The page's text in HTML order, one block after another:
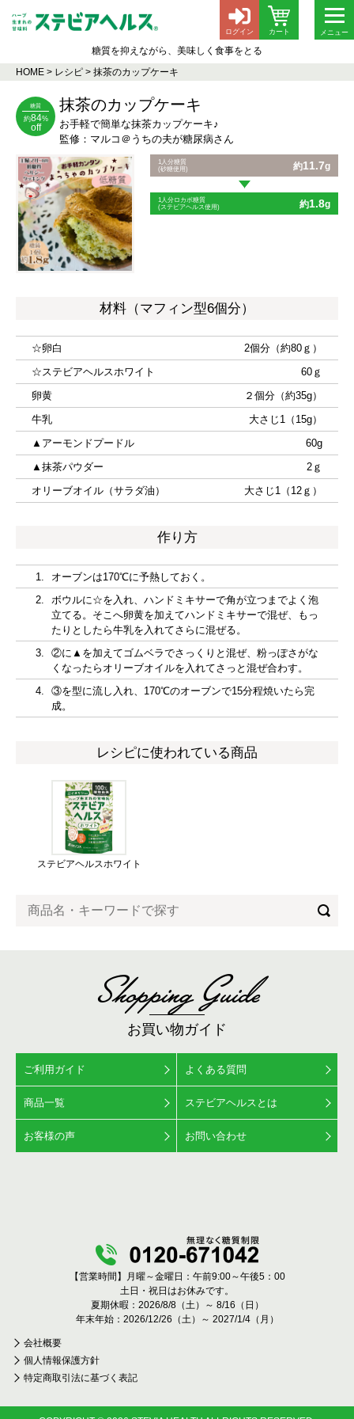
糖質を抑えながら、美味しく食事をとる
ログイン カート メニュー
HOME > レシピ > 抹茶のカップケーキ
糖質
約84%
off
抹茶のカップケーキ
お手軽で簡単な抹茶カップケーキ♪
監修：マルコ＠うちの夫が糖尿病さん
1人分糖質
(砂糖使用)
約11.7g
1人分ロカボ糖質
(ステビアヘルス使用)
約1.8g
材料（マフィン型6個分）
☆卵白
2個分（約80ｇ）
☆ステビアヘルスホワイト
60ｇ
卵黄
２個分（約35g）
牛乳
大さじ1（15g）
▲アーモンドプードル
60g
▲抹茶パウダー
2ｇ
オリーブオイル（サラダ油）
大さじ1（12ｇ）
作り方
オーブンは170℃に予熱しておく。
ボウルに☆を入れ、ハンドミキサーで角が立つまでよく泡
立てる。そこへ卵黄を加えてハンドミキサーで混ぜ、もっ
たりとしたら牛乳を入れてさらに混ぜる。
②に▲を加えてゴムベラでさっくりと混ぜ、粉っぽさがな
くなったらオリーブオイルを入れてさっと混ぜ合わす。
③を型に流し入れ、170℃のオーブンで15分程焼いたら完
成。
レシピに使われている商品
ステビアヘルスホワイト
Shopping Guide
お買い物ガイド
ご利用ガイド よくある質問
商品一覧 ステビアヘルスとは
お客様の声 お問い合わせ
【営業時間】月曜～金曜日：午前9:00～午後5：00
土日・祝日はお休みです。
夏期休暇：2026/8/8（土）～ 8/16（日）
年末年始：2026/12/26（土）～ 2027/1/4（月）
会社概要
個人情報保護方針
特定商取引法に基づく表記